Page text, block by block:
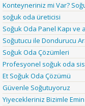
Konteyneriniz mi Var?
soğuk oda üreticisi
Soğuk Oda Panel Kapı
Soğutucu ile Dondurucu
Soğuk Oda Çözümleri
Profesyonel soğuk oda
Et Soğuk Oda Çözümü
Güvenle Soğutuyoruz
Yiyecekleriniz Bizimle